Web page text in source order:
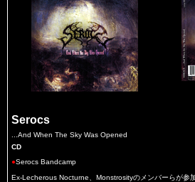
Serocs
...And When The Sky Was Opened
CD
●Serocs Bandcamp
Ex-Lecherous Nocturne、Monstrosityのメンバーらが参